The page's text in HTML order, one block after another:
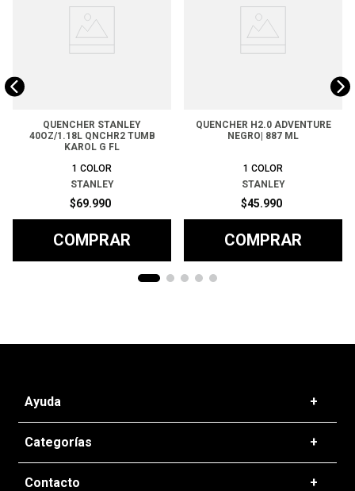
QUENCHER STANLEY
40OZ/1.18L QNCHR2 TUMB
KAROL G FL
1 COLOR
STANLEY
$69.990
COMPRAR
QUENCHER H2.0 ADVENTURE
NEGRO| 887 ML
1 COLOR
STANLEY
$45.990
COMPRAR
Ayuda +
Preguntas frecuentes
T&C - Políticas de Envío
Politicas de Devolución
Categorías +
Zapatillas
Contacto +